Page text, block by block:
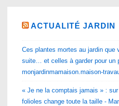
ACTUALITÉ JARDIN
Ces plantes mortes au jardin que
suite… et celles à garder pour un
monjardinmamaison.maison-
« Je ne la comptais jamais » :
folioles change toute la taille -